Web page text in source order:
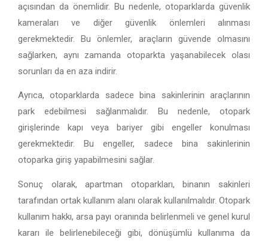
açısından da önemlidir. Bu nedenle, otoparklarda güvenlik
kameraları ve diğer güvenlik önlemleri alınması
gerekmektedir. Bu önlemler, araçların güvende olmasını
sağlarken, aynı zamanda otoparkta yaşanabilecek olası
sorunları da en aza indirir.
Ayrıca, otoparklarda sadece bina sakinlerinin araçlarının
park edebilmesi sağlanmalıdır. Bu nedenle, otopark
girişlerinde kapı veya bariyer gibi engeller konulması
gerekmektedir. Bu engeller, sadece bina sakinlerinin
otoparka giriş yapabilmesini sağlar.
Sonuç olarak, apartman otoparkları, binanın sakinleri
tarafından ortak kullanım alanı olarak kullanılmalıdır. Otopark
kullanım hakkı, arsa payı oranında belirlenmeli ve genel kurul
kararı ile belirlenebileceği gibi, dönüşümlü kullanıma da